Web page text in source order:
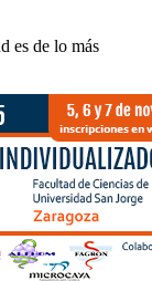
es de lo más